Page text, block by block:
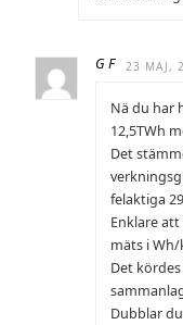
G F 23 MAJ,
Nä du har
12,5TWh
Det
felaktiga
Enklare
mäts i
Det
Dubblar